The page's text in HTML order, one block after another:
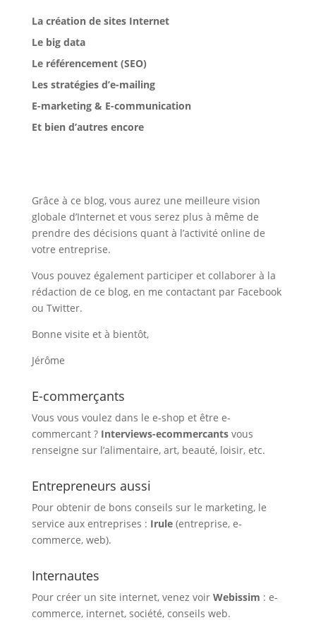
La création de sites Internet
Le big data
Le référencement (SEO)
Les stratégies d’e-mailing
E-marketing & E-communication
Et bien d’autres encore
Grâce à ce blog, vous aurez une meilleure vision
globale d’Internet et vous serez plus à même de
prendre des décisions quant à l’activité online de
votre entreprise.
Vous pouvez également participer et collaborer à la
rédaction de ce blog, en me contactant par Facebook
ou Twitter.
Bonne visite et à bientôt,
Jérôme
E-commerçants
Vous vous voulez dans le e-shop et être e-
commercant ? Interviews-ecommercantsvous
renseigne sur l’alimentaire, art, beauté, loisir, etc.
Entrepreneurs aussi
Pour obtenir de bons conseils sur le marketing, le
service aux entreprises : Irule(entreprise, e-
commerce, web).
Internautes
Pour créer un site internet, venez voir Webissim : e-
commerce, internet, société, conseils web.